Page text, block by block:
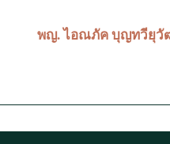
พญ. ไอณภัค บุญทวียุ